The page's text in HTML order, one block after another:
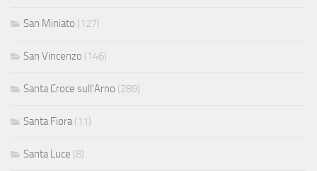
San Miniato (127)
San Vincenzo (146)
Santa Croce sull'Arno (289)
Santa Fiora (11)
Santa Luce (8)